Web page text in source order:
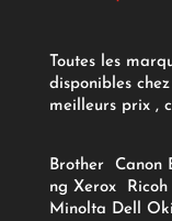
Toutes les
disponibles
meilleurs prix ,
Brother Canon
ng Xerox Ricoh
Minolta Dell Oki